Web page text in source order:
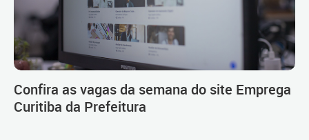
Confira as vagas da semana do site Emprega
Curitiba da Prefeitura